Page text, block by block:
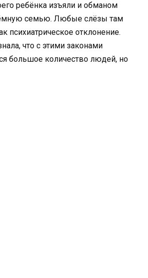
ребёнка изъяли и обманом
семью. Любые слёзы там
психиатрическое отклонение.
что с этими законами
большое количество людей, но